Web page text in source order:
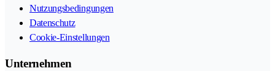
Nutzungsbedingungen
Datenschutz
Cookie-Einstellungen
Unternehmen